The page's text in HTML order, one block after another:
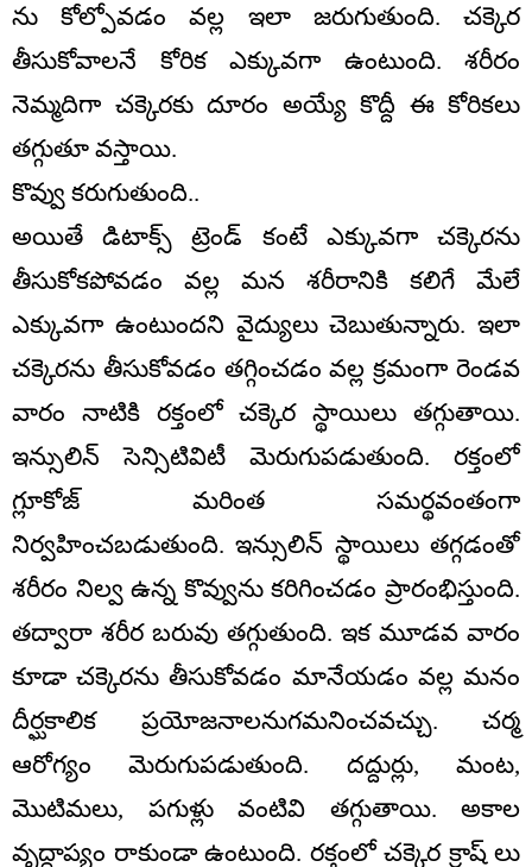
ను కోల్పోవ‌డం వ‌ల్ల ఇలా జ‌రుగుతుంది. చ‌క్కెర
తీసుకోవాల‌నే కోరిక ఎక్కువ‌గా ఉంటుంది. శ‌రీరం
నెమ్మ‌దిగా చ‌క్కెరకు దూరం అయ్యే కొద్దీ ఈ కోరిక‌లు
త‌గ్గుతూ వ‌స్తాయి.
కొవ్వు క‌రుగుతుంది..
అయితే డిటాక్స్ ట్రెండ్ కంటే ఎక్కువ‌గా చ‌క్కెర‌ను
తీసుకోక‌పోవ‌డం వ‌ల్ల మ‌న శ‌రీరానికి క‌లిగే మేలే
ఎక్కువ‌గా ఉంటుంద‌ని వైద్యులు చెబుతున్నారు. ఇలా
చక్కెర‌ను తీసుకోవ‌డం త‌గ్గించ‌డం వ‌ల్ల క్ర‌మంగా రెండ‌వ
వారం నాటికి ర‌క్తంలో చ‌క్కెర స్థాయిలు త‌గ్గుతాయి.
ఇన్సులిన్ సెన్సిటివిటీ మెరుగుప‌డుతుంది. ర‌క్తంలో
గ్లూకోజ్ మ‌రింత స‌మ‌ర్థ‌వంతంగా
నిర్వ‌హించ‌బ‌డుతుంది. ఇన్సులిన్ స్థాయిలు త‌గ్గ‌డంతో
శ‌రీరం నిల్వ ఉన్న కొవ్వును క‌రిగించ‌డం ప్రారంభిస్తుంది.
త‌ద్వారా శ‌రీర బ‌రువు త‌గ్గుతుంది. ఇక మూడ‌వ వారం
కూడా చ‌క్కెర‌ను తీసుకోవ‌డం మానేయ‌డం వ‌ల్ల మ‌నం
దీర్ఘ‌కాలిక ప్ర‌యోజ‌నాల‌నుగ‌మ‌నించ‌వ‌చ్చు. చ‌ర్మ
ఆరోగ్యం మెరుగుప‌డుతుంది. ద‌ద్దుర్లు, మంట,
మొటిమ‌లు, ప‌గుళ్లు వంటివి త‌గ్గుతాయి. అకాల
వృద్దాప్యం రాకుండా ఉంటుంది. ర‌క్తంలో చ‌క్కెర క్రాష్ లు